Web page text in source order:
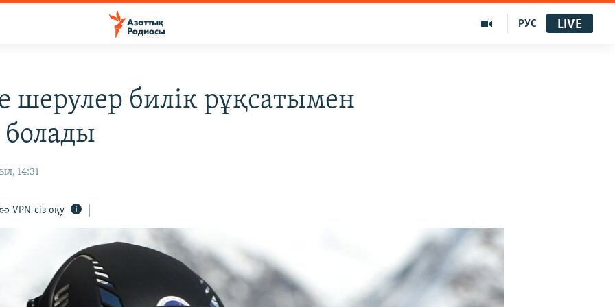
РУС LIVE
шерулер билік рұқсатымен
болады
14:31
VPN-сіз оқу